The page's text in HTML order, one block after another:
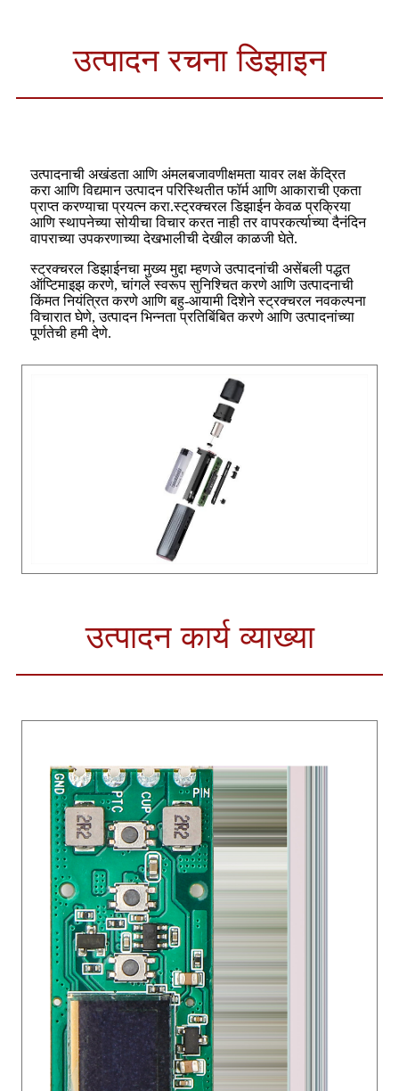
उत्पादन रचना डिझाइन
उत्पादनाची अखंडता आणि अंमलबजावणीक्षमता यावर लक्ष केंद्रित
करा आणि विद्यमान उत्पादन परिस्थितीत फॉर्म आणि आकाराची एकता
प्राप्त करण्याचा प्रयत्न करा.स्ट्रक्चरल डिझाईन केवळ प्रक्रिया
आणि स्थापनेच्या सोयीचा विचार करत नाही तर वापरकर्त्याच्या दैनंदिन
वापराच्या उपकरणाच्या देखभालीची देखील काळजी घेते.
स्ट्रक्चरल डिझाईनचा मुख्य मुद्दा म्हणजे उत्पादनांची असेंबली पद्धत
ऑप्टिमाइझ करणे, चांगले स्वरूप सुनिश्चित करणे आणि उत्पादनाची
किंमत नियंत्रित करणे आणि बहु-आयामी दिशेने स्ट्रक्चरल नवकल्पना
विचारात घेणे, उत्पादन भिन्नता प्रतिबिंबित करणे आणि उत्पादनांच्या
पूर्णतेची हमी देणे.
उत्पादन कार्य व्याख्या